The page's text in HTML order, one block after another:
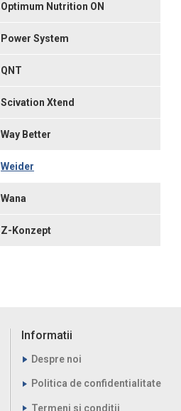
Optimum Nutrition ON
Power System
QNT
Scivation Xtend
Way Better
Weider
Wana
Z-Konzept
Informatii
Despre noi
Politica de confidentialitate
Termeni si conditii